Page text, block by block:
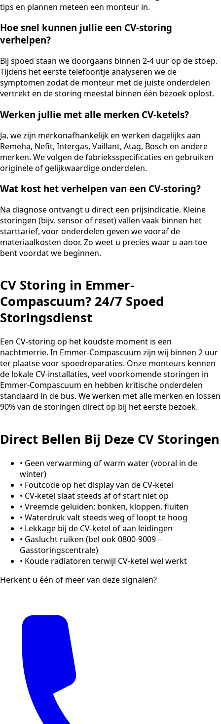
tips en plannen meteen een monteur in.
Hoe snel kunnen jullie een CV-storing
verhelpen?
Bij spoed staan we doorgaans binnen 2-4 uur op de stoep.
Tijdens het eerste telefoontje analyseren we de
symptomen zodat de monteur met de juiste onderdelen
vertrekt en de storing meestal binnen één bezoek oplost.
Werken jullie met alle merken CV-ketels?
Ja, we zijn merkonafhankelijk en werken dagelijks aan
Remeha, Nefit, Intergas, Vaillant, Atag, Bosch en andere
merken. We volgen de fabrieksspecificaties en gebruiken
originele of gelijkwaardige onderdelen.
Wat kost het verhelpen van een CV-storing?
Na diagnose ontvangt u direct een prijsindicatie. Kleine
storingen (bijv. sensor of reset) vallen vaak binnen het
starttarief, voor onderdelen geven we vooraf de
materiaalkosten door. Zo weet u precies waar u aan toe
bent voordat we beginnen.
CV Storing in Emmer-
Compascuum? 24/7 Spoed
Storingsdienst
Een CV-storing op het koudste moment is een
nachtmerrie. In Emmer-Compascuum zijn wij binnen 2 uur
ter plaatse voor spoedreparaties. Onze monteurs kennen
de lokale CV-installaties, veel voorkomende storingen in
Emmer-Compascuum en hebben kritische onderdelen
standaard in de bus. We werken met alle merken en lossen
90% van de storingen direct op bij het eerste bezoek.
Direct Bellen Bij Deze CV Storingen
• Geen verwarming of warm water (vooral in de
winter)
• Foutcode op het display van de CV-ketel
• CV-ketel slaat steeds af of start niet op
• Vreemde geluiden: bonken, kloppen, fluiten
• Waterdruk valt steeds weg of loopt te hoog
• Lekkage bij de CV-ketel of aan leidingen
• Gaslucht ruiken (bel ook 0800-9009 –
Gasstoringscentrale)
• Koude radiatoren terwijl CV-ketel wel werkt
Herkent u één of meer van deze signalen?